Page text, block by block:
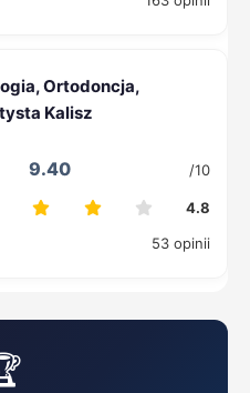
9.40 /10
4.8
53 opinii